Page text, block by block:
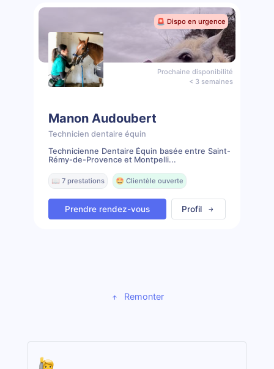
🚨 Dispo en urgence
Prochaine disponibilité
< 3 semaines
Manon Audoubert
Technicien dentaire équin
Technicienne Dentaire Équin basée entre Saint-
Rémy-de-Provence et Montpelli...
📖 7 prestations 🤩 Clientèle ouverte
Prendre rendez-vous Profil
Remonter